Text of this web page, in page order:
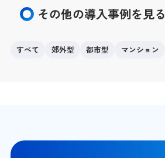
その他の導入事例を見る
すべて 郊外型 都市型 マンション